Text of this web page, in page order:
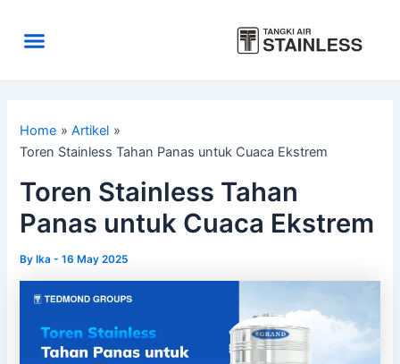
contentMenu
Home
Artikel
Toren Stainless Tahan Panas untuk Cuaca Ekstrem
Toren Stainless Tahan
Panas untuk Cuaca Ekstrem
ByIka-16 May 2025